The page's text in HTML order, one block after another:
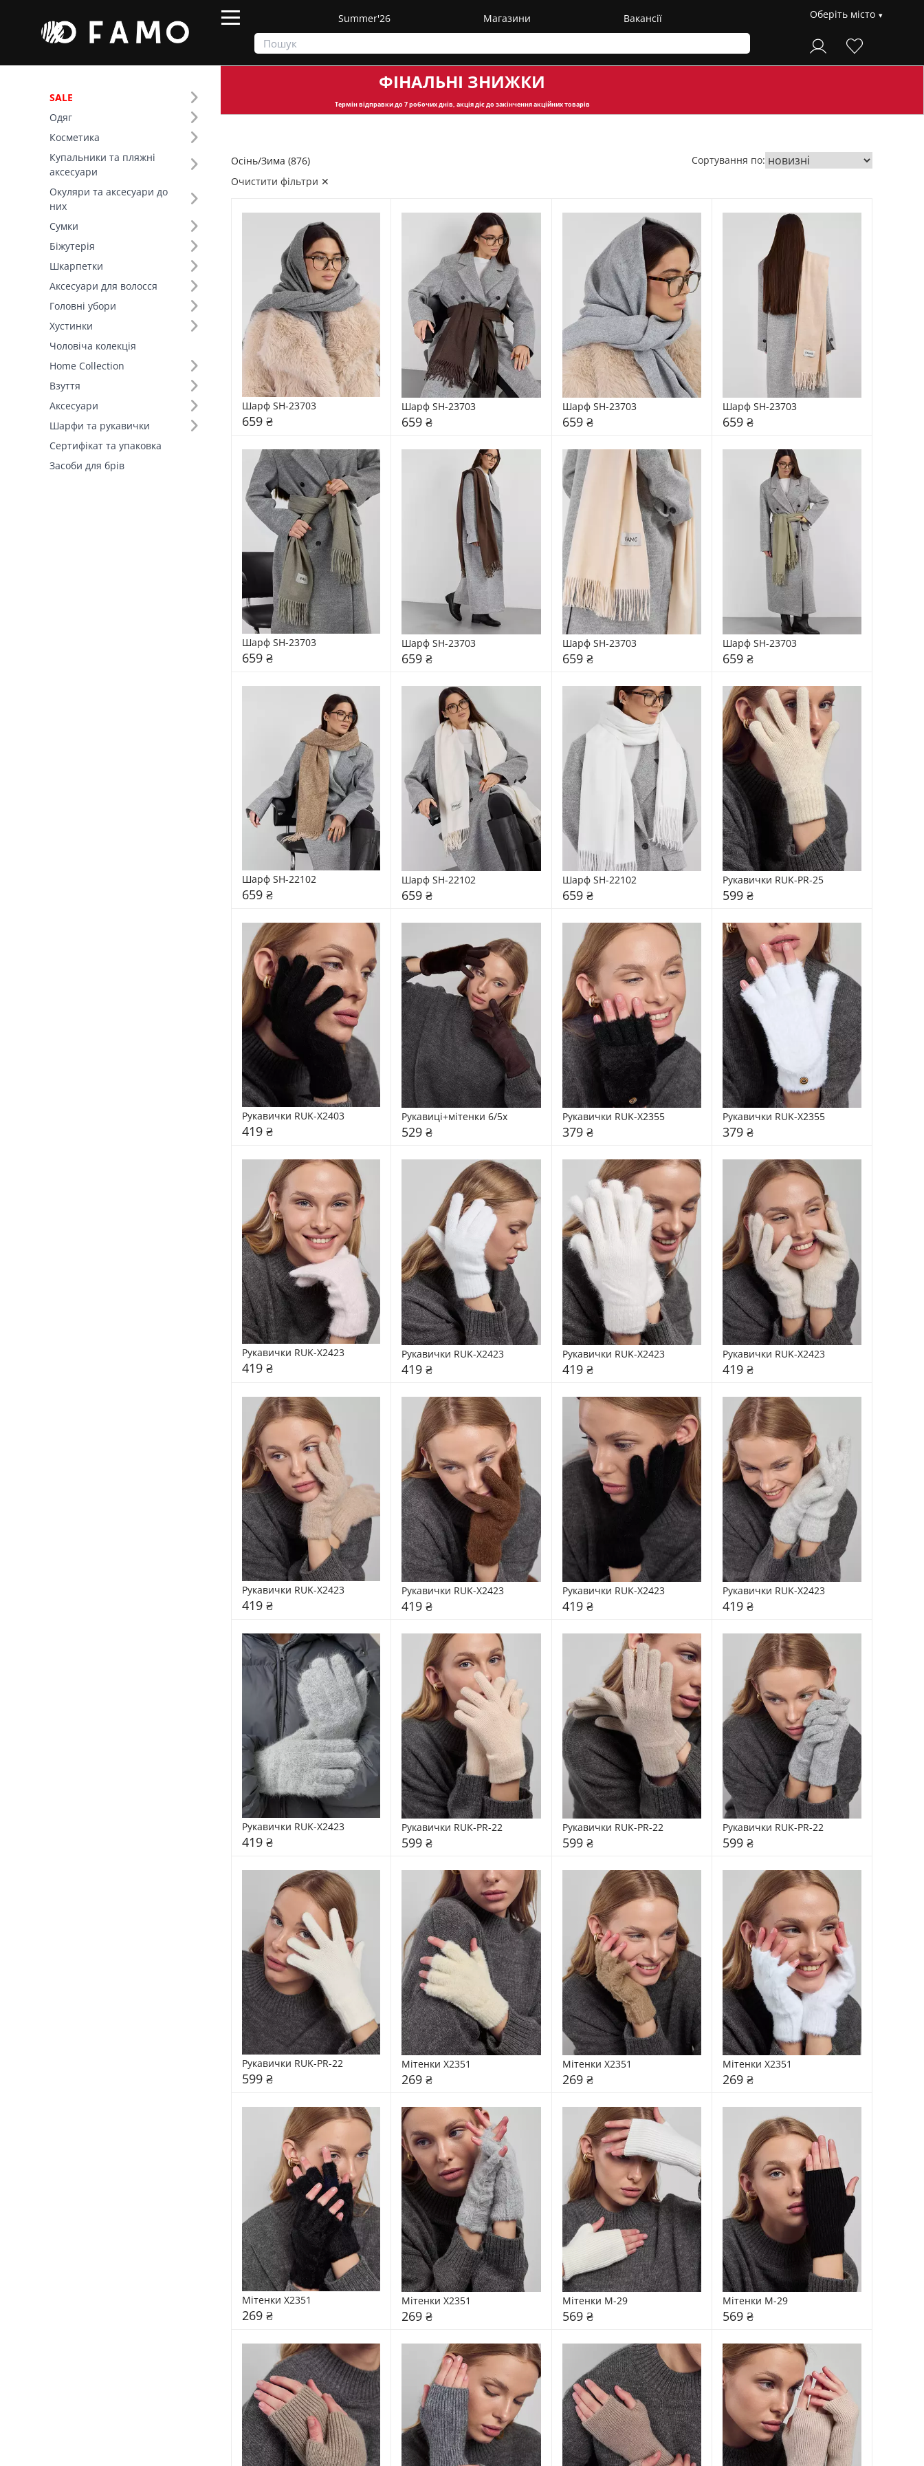
Summer'26 Магазини Вакансії Оберіть місто
SALE
Одяг
Косметика
Купальники та пляжні
аксесуари
Окуляри та аксесуари до
них
Сумки
Біжутерія
Шкарпетки
Аксесуари для волосся
Головні убори
Хустинки
Чоловіча колекція
Home Collection
Взуття
Аксесуари
Шарфи та рукавички
Сертифікат та упаковка
Засоби для брів
ФІНАЛЬНІ ЗНИЖКИ
Термін відправкидо 7 робочих днів, акція діє до закінчення акційних товарів
Фільтр
Ціна
SALE
Сезон (6)
Основний колір (16)
Розмір (27)
Колір (157)
Склад (94)
Країна виробник (4)
Осінь/Зима (876)
Очистити фільтри ✕
Сортування по:
Шарф SH-23703
659 ₴
Шарф SH-23703
659 ₴
Шарф SH-23703
659 ₴
Шарф SH-23703
659 ₴
Шарф SH-23703
659 ₴
Шарф SH-23703
659 ₴
Шарф SH-23703
659 ₴
Шарф SH-23703
659 ₴
Шарф SH-22102
659 ₴
Шарф SH-22102
659 ₴
Шарф SH-22102
659 ₴
Рукавички RUK-PR-25
599 ₴
Рукавички RUK-X2403
419 ₴
Рукавиці+мітенки 6/5x
529 ₴
Рукавички RUK-X2355
379 ₴
Рукавички RUK-X2355
379 ₴
Рукавички RUK-X2423
419 ₴
Рукавички RUK-X2423
419 ₴
Рукавички RUK-X2423
419 ₴
Рукавички RUK-X2423
419 ₴
Рукавички RUK-X2423
419 ₴
Рукавички RUK-X2423
419 ₴
Рукавички RUK-X2423
419 ₴
Рукавички RUK-X2423
419 ₴
Рукавички RUK-X2423
419 ₴
Рукавички RUK-PR-22
599 ₴
Рукавички RUK-PR-22
599 ₴
Рукавички RUK-PR-22
599 ₴
Рукавички RUK-PR-22
599 ₴
Мітенки X2351
269 ₴
Мітенки X2351
269 ₴
Мітенки X2351
269 ₴
Мітенки X2351
269 ₴
Мітенки X2351
269 ₴
Мітенки М-29
569 ₴
Мітенки М-29
569 ₴